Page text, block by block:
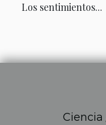
Los sentimientos...